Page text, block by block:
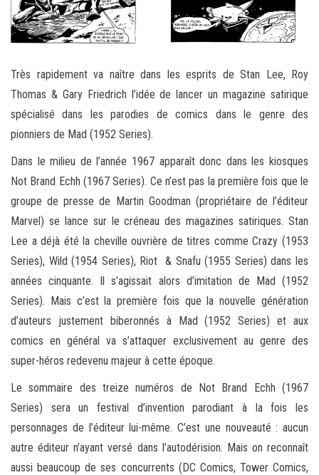
Très rapidement va naître dans les esprits de Stan Lee, Roy
Thomas & Gary Friedrich l’idée de lancer un magazine satirique
spécialisé dans les parodies de comics dans le genre des
pionniers de Mad (1952 Series).
Dans le milieu de l’année 1967 apparaît donc dans les kiosques
Not Brand Echh (1967 Series). Ce n’est pas la première fois que le
groupe de presse de Martin Goodman (propriétaire de l’éditeur
Marvel) se lance sur le créneau des magazines satiriques. Stan
Lee a déjà été la cheville ouvrière de titres comme Crazy (1953
Series), Wild (1954 Series), Riot & Snafu (1955 Series) dans les
années cinquante. Il s’agissait alors d’imitation de Mad (1952
Series). Mais c’est la première fois que la nouvelle génération
d’auteurs justement biberonnés à Mad (1952 Series) et aux
comics en général va s’attaquer exclusivement au genre des
super-héros redevenu majeur à cette époque.
Le sommaire des treize numéros de Not Brand Echh (1967
Series) sera un festival d’invention parodiant à la fois les
personnages de l’éditeur lui-même. C’est une nouveauté : aucun
autre éditeur n’ayant versé dans l’autodérision. Mais on reconnaît
aussi beaucoup de ses concurrents (DC Comics, Tower Comics,